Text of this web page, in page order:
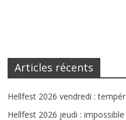
Articles récents
Hellfest 2026 vendredi :
Hellfest 2026 jeudi :